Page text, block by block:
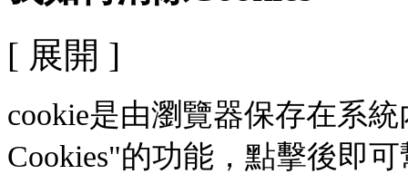
[ 展開 ]
cookie是由瀏覽器保存在系
Cookies"的功能，點擊後即